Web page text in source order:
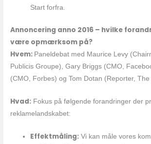
Start forfra.
Annoncering anno 2016 – hvilke
være opmærksom på?
Hvem: Paneldebat med Maurice Levy
Publicis Groupe), Gary Briggs (CMO,
(CMO, Forbes) og Tom Dotan (Reporter, The
Hvad: Fokus på følgende forandringer der
reklamelandskabet:
Effektmåling: Vi kan måle vores